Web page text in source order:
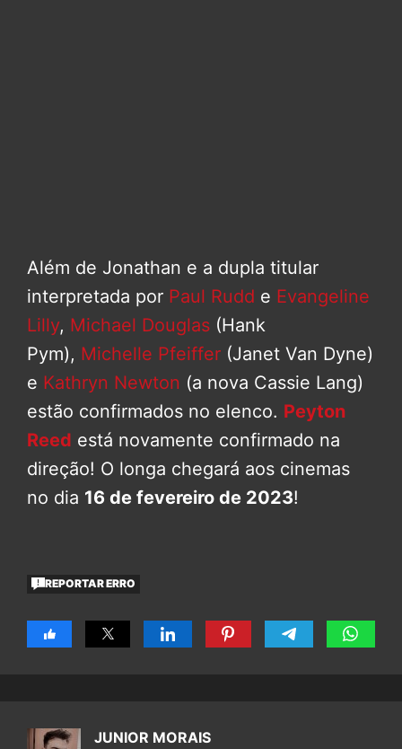
Além de Jonathan e a dupla titular
interpretada por Paul Rudd e Evangeline
Lilly, Michael Douglas (Hank
Pym), Michelle Pfeiffer (Janet Van Dyne)
e Kathryn Newton (a nova Cassie Lang)
estão confirmados no elenco. Peyton
Reed está novamente confirmado na
direção! O longa chegará aos cinemas
no dia 16 de fevereiro de 2023!
REPORTAR ERRO
JUNIOR MORAIS